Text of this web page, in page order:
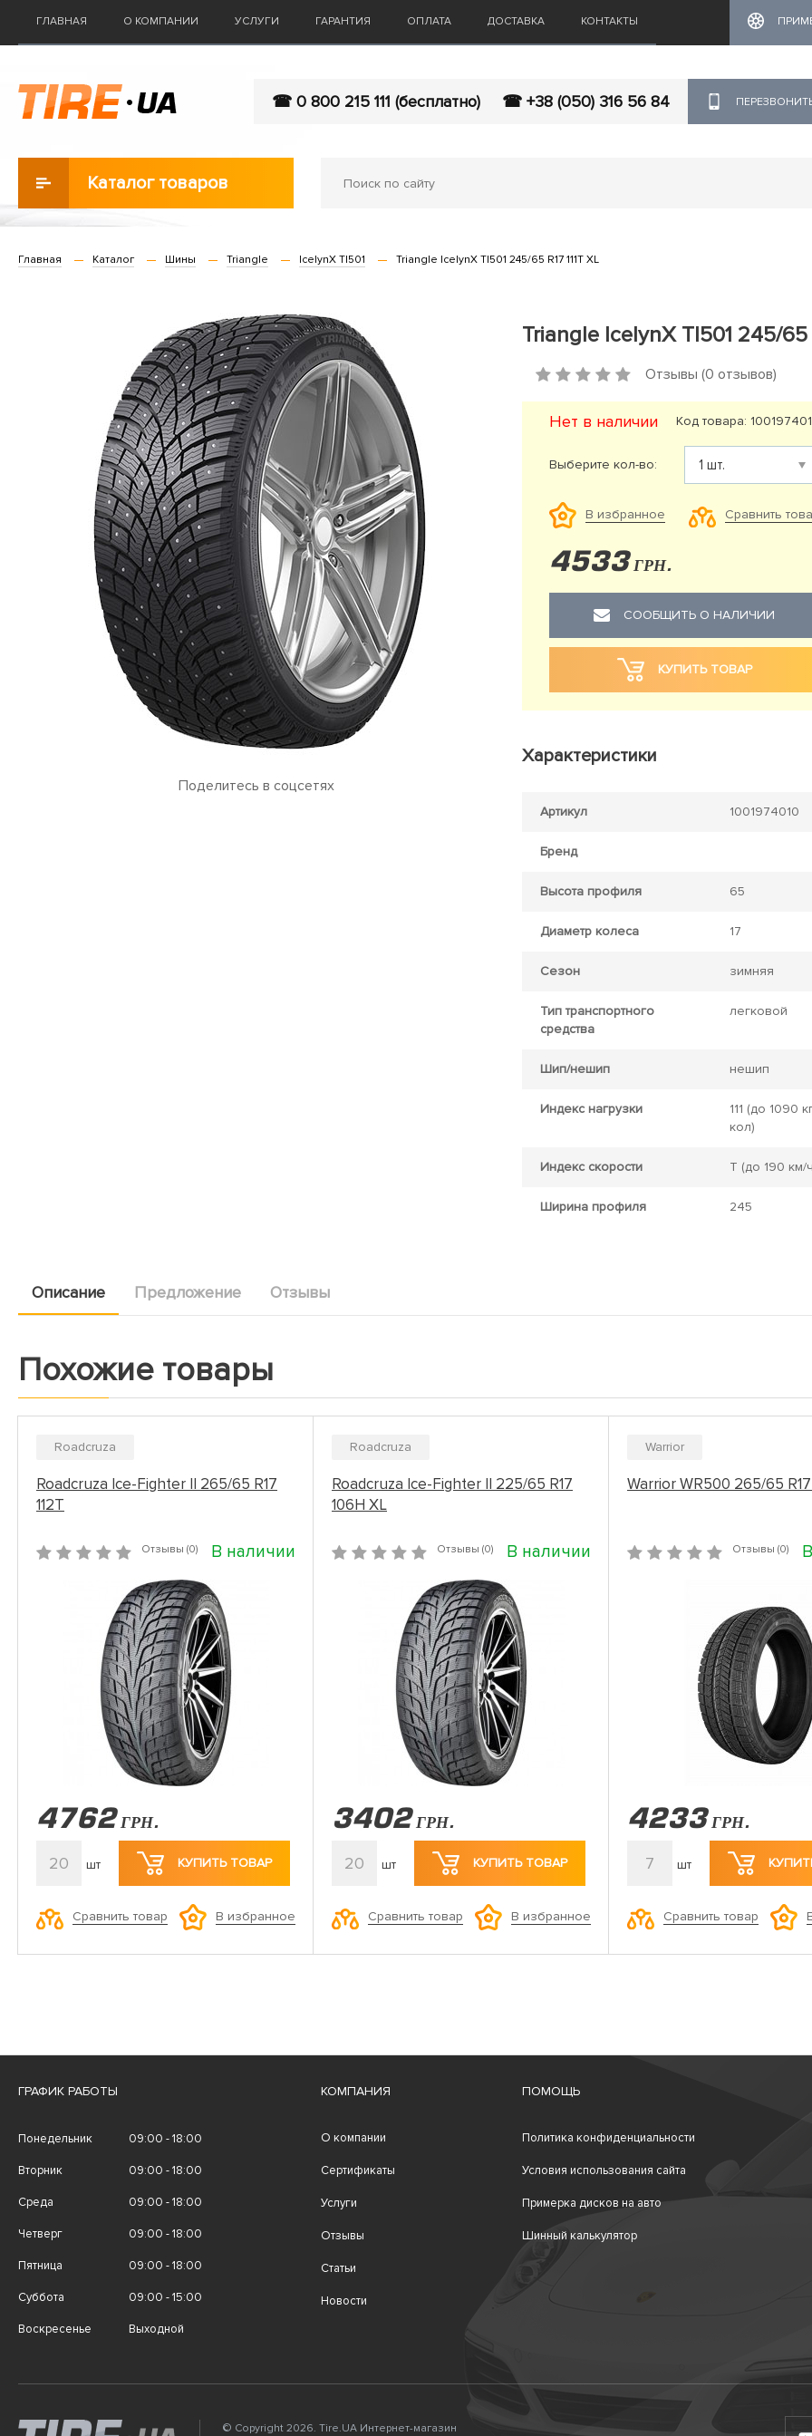
ГЛАВНАЯ О КОМПАНИИ УСЛУГИ ГАРАНТИЯ ОПЛАТА ДОСТАВКА КОНТАКТЫ
☎ 0 800 215 111 (бесплатно) ☎ +38 (050) 316 56 84
Каталог товаров
Главная Каталог Шины Triangle IcelynX TI501 Triangle IcelynX TI501 245/65 R17 111T XL
Поделитесь в соцсетях
Triangle IcelynX TI501 245/65
Отзывы (0 отзывов)
Нет в наличии Код товара:
Выберите кол-во:
В избранное Сравнить
4533 ГРН.
СООБЩИТЬ О НАЛИЧИИ
КУПИТЬ ТОВАР
Характеристики
Артикул 1001974010
Бренд
Высота профиля 65
Диаметр колеса 17
Сезон зимняя
Тип транспортного
средства
легковой
Шип/нешип нешип
Индекс нагрузки 111 (до 1090
кол)
Индекс скорости T (до 190 км/
Ширина профиля 245
Описание Предложение Отзывы
Похожие товары
Roadcruza
Roadcruza Ice-Fighter II 265/65 R17
112T
Отзывы (0) В наличии
4762 ГРН.
20 шт КУПИТЬ ТОВАР
Сравнить товар В избранное
Roadcruza
Roadcruza Ice-Fighter II 225/65 R17
106H XL
Отзывы (0) В наличии
3402 ГРН.
20 шт КУПИТЬ ТОВАР
Сравнить товар В избранное
Warrior
Warrior WR500 265/65 R17
Отзывы (0)
4233 ГРН.
7 шт
Сравнить товар
ГРАФИК РАБОТЫ
Понедельник 09:00 - 18:00
Вторник 09:00 - 18:00
Среда 09:00 - 18:00
Четверг 09:00 - 18:00
Пятница 09:00 - 18:00
Суббота 09:00 - 15:00
Воскресенье Выходной
КОМПАНИЯ
О компании
Сертификаты
Услуги
Отзывы
Статьи
Новости
ПОМОЩЬ
Политика конфиденциальности
Условия использования сайта
Примерка дисков на авто
Шинный калькулятор
© Copyright 2026. Tire.UA Интернет-магазин